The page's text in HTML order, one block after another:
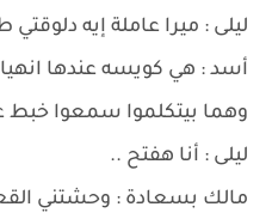
ليلى : ميرا عاملة إيه
أسد : هي كويسه عندها
وهما بيتكلموا سمعوا خبط
ليلى : أنا هفتح ..
مالك بسعادة : وحشتني